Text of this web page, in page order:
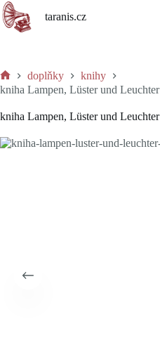
Skip
to
content
taranis.cz
Home
doplňky
knihy
kniha Lampen, Lüster und Leuchter
kniha Lampen, Lüster und Leuchter